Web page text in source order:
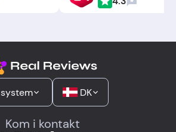
system DK
Kom i kontakt